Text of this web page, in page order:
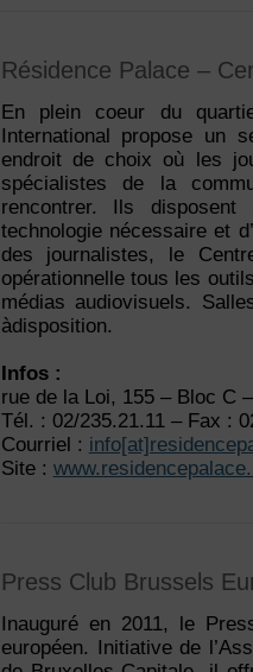
Résidence Palace –
En plein coeur du
International propose un
endroit de choix où les
spécialistes de la
rencontrer. Ils
technologie nécessaire et
des journalistes, le
opérationnelle tous les
médias audiovisuels.
àdisposition.
Infos :
rue de la Loi, 155 – Bloc C
Tél. : 02/235.21.11 – Fax :
Courriel :
Site :
Press Club Brussels
Inauguré en 2011, le
européen. Initiative de